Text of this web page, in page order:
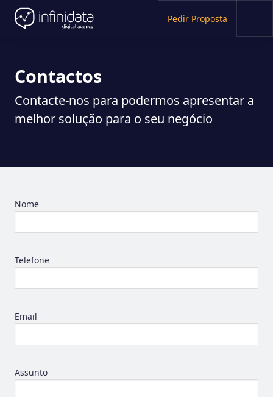
Pedir Proposta
Contactos
Contacte-nos para podermos apresentar a
melhor solução para o seu negócio
Nome
Telefone
Email
Assunto